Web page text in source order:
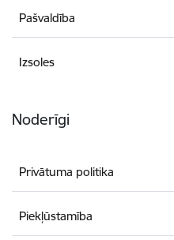
Pašvaldība
Izsoles
Noderīgi
Privātuma politika
Piekļūstamība